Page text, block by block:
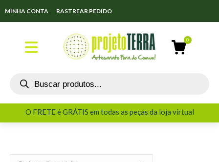
MINHA CONTA RASTREAR PEDIDO
O FRETE é GRÁTIS em todas as peças da loja virtual
O FRETE é GRÁTIS em todas as peças da loja virtual